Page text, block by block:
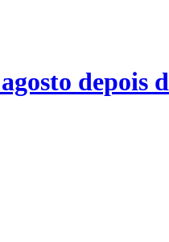
depois